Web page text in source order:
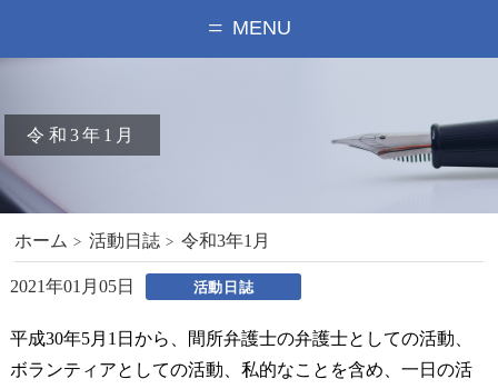
MENU
令和3年1月
ホーム 活動日誌 令和3年1月
2021年01月05日 活動日誌
平成30年5月1日から、間所弁護士の弁護士としての活動、
ボランティアとしての活動、私的なことを含め、一日の活